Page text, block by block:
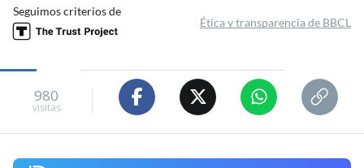
Seguimos criterios de
Ética y transparencia de BBCL
980
visitas